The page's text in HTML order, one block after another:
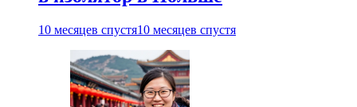
10 месяцев спустя10 месяцев спустя